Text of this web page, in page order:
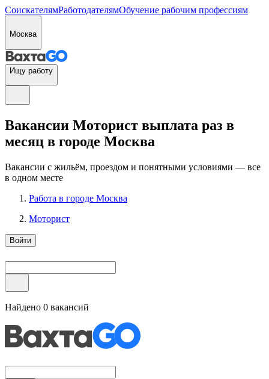
СоискателямРаботодателямОбучение рабочим профессиям
Москва
Ищу работу
Вакансии Моторист выплата раз в
месяц в городе Москва
Вакансии с жильём, проездом и понятными условиями — все
в одном месте
Работа в городе Москва
Моторист
Войти
Найдено 0 вакансий